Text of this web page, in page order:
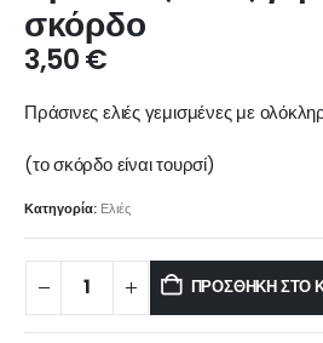
σκόρδο
3,50€
Πράσινες ελιές γεμισμένες με
(το σκόρδο είναι τουρσί)
Κατηγορία: Ελιές
ΠΡΟΣΘΉΚΗ ΣΤΟ